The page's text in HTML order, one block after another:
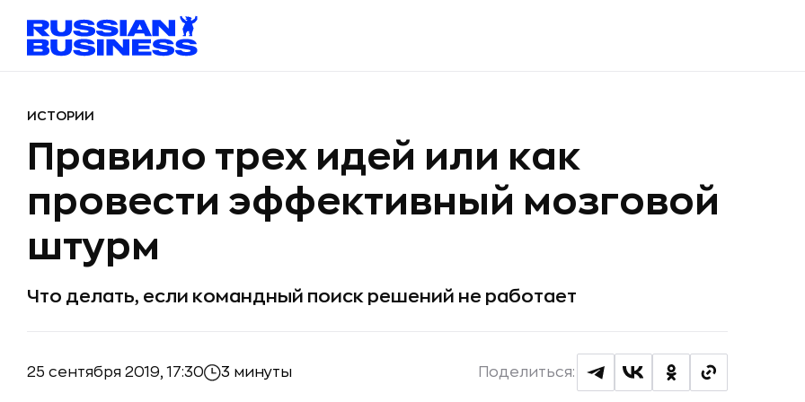
ИСТОРИИ
Правило трех идей или как
провести эффективный мозговой
штурм
Что делать, если командный поиск решений не работает
25 сентября 2019, 17:30 3 минуты Поделиться: